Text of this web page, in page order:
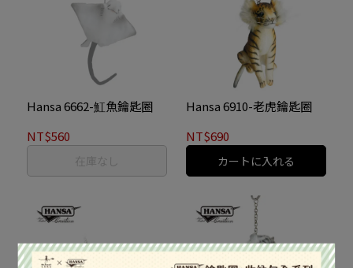
Hansa 6662-魟魚鑰匙圈
NT$560
在庫なし
Hansa 6910-老虎鑰匙圈
NT$690
カートに入れる